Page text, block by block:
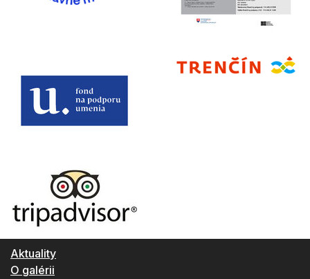
Aktuality
O galérii